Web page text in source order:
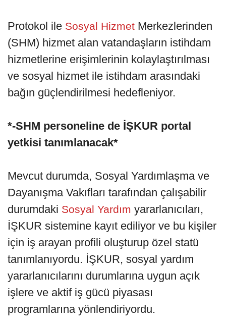
Protokol ile Sosyal Hizmet Merkezlerinden
(SHM) hizmet alan vatandaşların istihdam
hizmetlerine erişimlerinin kolaylaştırılması
ve sosyal hizmet ile istihdam arasındaki
bağın güçlendirilmesi hedefleniyor.
*-SHM personeline de İŞKUR portal
yetkisi tanımlanacak*
Mevcut durumda, Sosyal Yardımlaşma ve
Dayanışma Vakıfları tarafından çalışabilir
durumdaki Sosyal Yardım yararlanıcıları,
İŞKUR sistemine kayıt ediliyor ve bu kişiler
için iş arayan profili oluşturup özel statü
tanımlanıyordu. İŞKUR, sosyal yardım
yararlanıcılarını durumlarına uygun açık
işlere ve aktif iş gücü piyasası
programlarına yönlendiriyordu.